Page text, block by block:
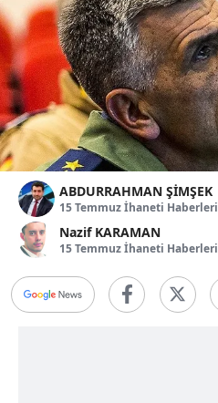
ABDURRAHMAN ŞİMŞEK
15 Temmuz İhaneti Haberleri
Nazif KARAMAN
15 Temmuz İhaneti Haberleri